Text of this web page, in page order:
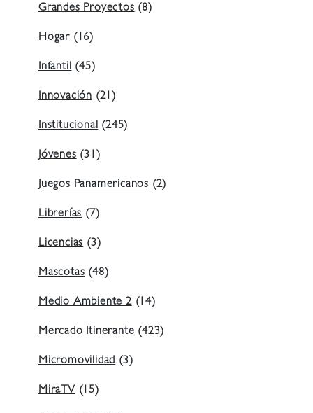
Grandes Proyectos (8)
Hogar (16)
Infantil (45)
Innovación (21)
Institucional (245)
Jóvenes (31)
Juegos Panamericanos (2)
Librerías (7)
Licencias (3)
Mascotas (48)
Medio Ambiente 2(14)
Mercado Itinerante (423)
Micromovilidad (3)
MiraTV (15)